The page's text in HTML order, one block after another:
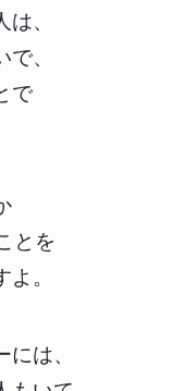
、
、
で
とを
。
は、